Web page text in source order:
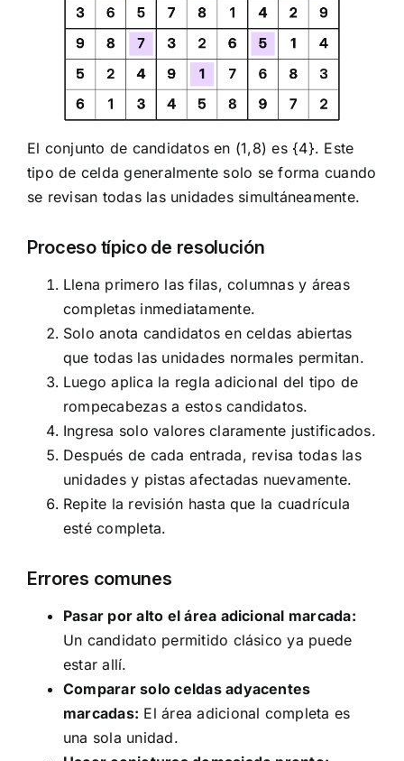
El conjunto de candidatos en (1,8) es {4}. Este
tipo de celda generalmente solo se forma cuando
se revisan todas las unidades simultáneamente.
Proceso típico de resolución
Llena primero las filas, columnas y áreas
completas inmediatamente.
Solo anota candidatos en celdas abiertas
que todas las unidades normales permitan.
Luego aplica la regla adicional del tipo de
rompecabezas a estos candidatos.
Ingresa solo valores claramente justificados.
Después de cada entrada, revisa todas las
unidades y pistas afectadas nuevamente.
Repite la revisión hasta que la cuadrícula
esté completa.
Errores comunes
Pasar por alto el área adicional marcada:
Un candidato permitido clásico ya puede
estar allí.
Comparar solo celdas adyacentes
marcadas: El área adicional completa es
una sola unidad.